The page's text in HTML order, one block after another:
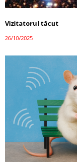
Vizitatorul tăcut
26/10/2025